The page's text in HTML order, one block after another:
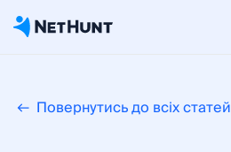
Повернутись до всіх статей